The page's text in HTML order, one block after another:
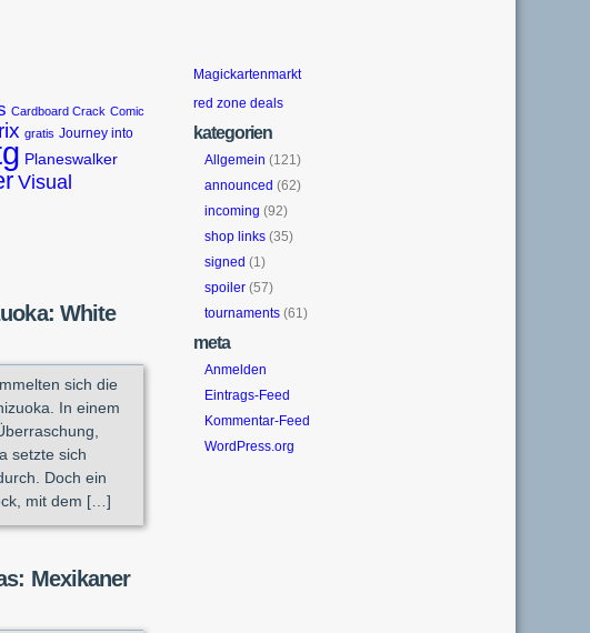
Cardboard Crack Comic
gratis Journey into
Planeswalker
Visual
White
sich die
In einem
setzte sich
Doch ein
mit dem […]
Mexikaner
Magickartenmarkt
red zone deals
kategorien
Allgemein (121)
announced (62)
incoming (92)
shop links(35)
signed (1)
spoiler(57)
tournaments(61)
meta
Anmelden
Eintrags-Feed
Kommentar-Feed
WordPress.org